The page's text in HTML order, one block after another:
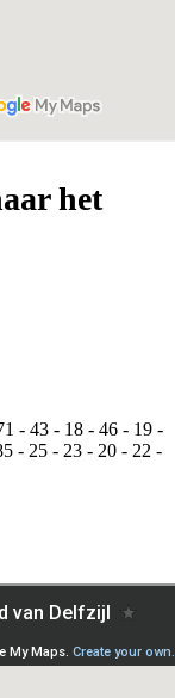
het
- 43 - 18 - 46 - 19 -
- 25 - 23 - 20 - 22 -